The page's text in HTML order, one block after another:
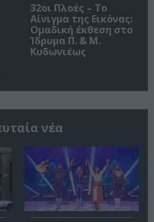
32οι Πλοές – Το
Αίνιγμα της Εικόνας:
Ομαδική έκθεση στο
Ίδρυμα Π. & Μ.
Κυδωνιέως
νέα